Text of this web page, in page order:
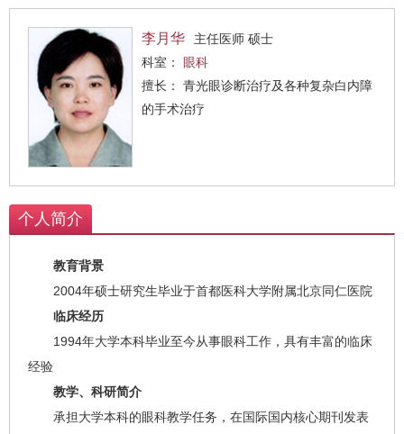
李月华
主任医师 硕士
科室： 眼科
擅长： 青光眼诊断治疗及各种复杂白内障
的手术治疗
个人简介
教育背景
2004年硕士研究生毕业于首都医科大学附属北京同仁医院
临床经历
1994年大学本科毕业至今从事眼科工作，具有丰富的临床
经验
教学、科研简介
承担大学本科的眼科教学任务，在国际国内核心期刊发表